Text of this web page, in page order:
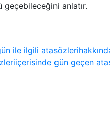
geçebileceğini anlatır.
ile ilgili atasözleri
içerisinde gün geçen